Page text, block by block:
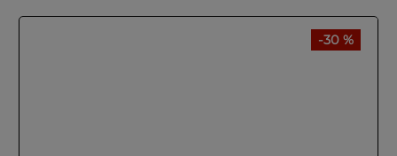
-30 %